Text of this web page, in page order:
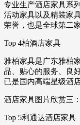
专业生产酒店家具系
活动家具以及精装家
荣誉，也是全球第二
Top 4柏酒店家具
雅柏家具是广东雅柏
品、贴心的服务、良
已是国内高端星级酒
酒店家具图片欣赏三：
Top 5利通达酒店家具